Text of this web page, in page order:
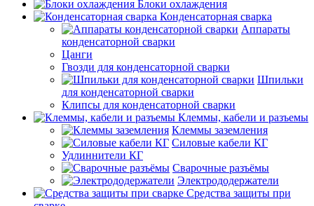
Блоки охлаждения
Конденсаторная сварка
Аппараты
конденсаторной сварки
Цанги
Гвозди для конденсаторной сварки
Шпильки
для конденсаторной сварки
Клипсы для конденсаторной сварки
Клеммы, кабели и разъемы
Клеммы заземления
Силовые кабели КГ
Удлиннители КГ
Сварочные разъёмы
Электрододержатели
Средства защиты при